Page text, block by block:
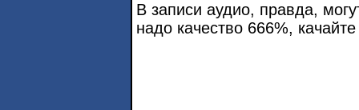
В записи аудио, правда,
надо качество 666%,